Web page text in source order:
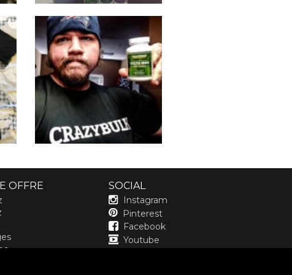
OFFRE SOCIAL
Instagram
Pinterest
Facebook
Youtube